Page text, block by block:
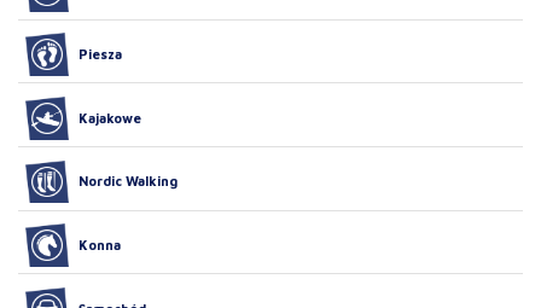
Piesza
Kajakowe
Nordic Walking
Konna